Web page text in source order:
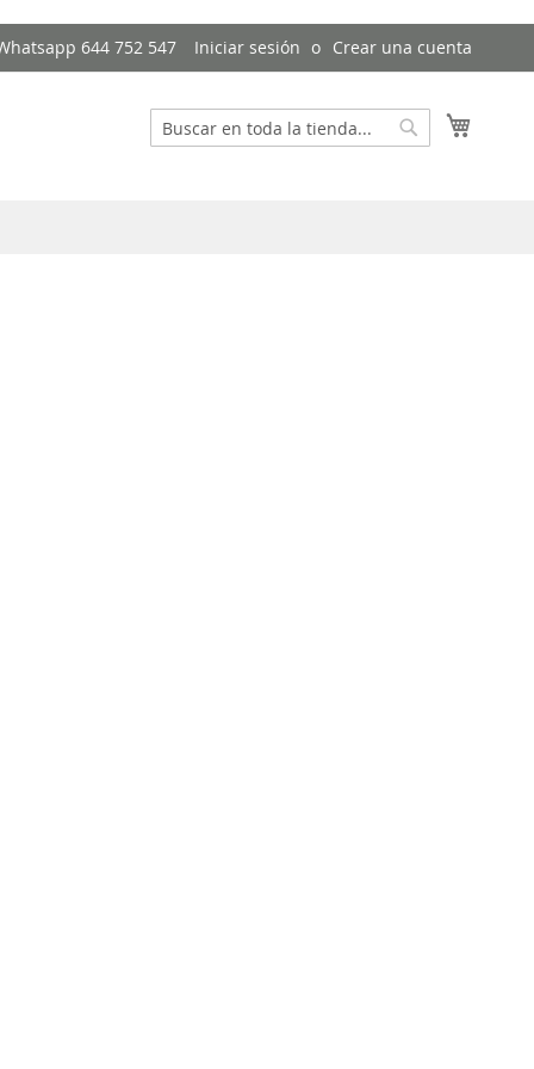
644 752 547 Iniciar sesión Crear una cuenta
Buscar